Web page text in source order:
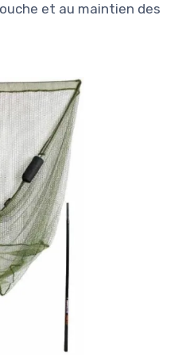
et au maintien des